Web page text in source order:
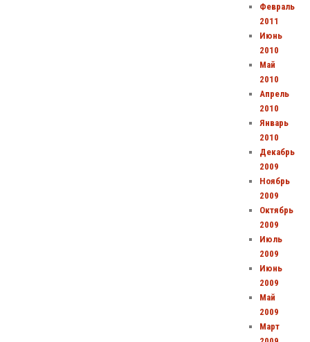
Февраль
2011
Июнь
2010
Май
2010
Апрель
2010
Январь
2010
Декабрь
2009
Ноябрь
2009
Октябрь
2009
Июль
2009
Июнь
2009
Май
2009
Март